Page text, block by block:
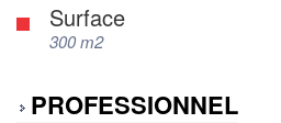
Surface
300 m2
PROFESSIONNEL